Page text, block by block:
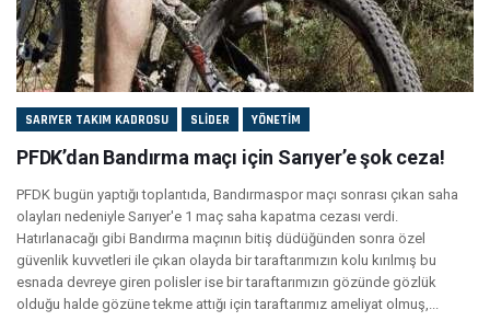
SARIYER TAKIM KADROSU SLIDER YÖNETIM
PFDK’dan Bandırma maçı için Sarıyer’e şok ceza!
PFDK bugün yaptığı toplantıda, Bandırmaspor maçı sonrası çıkan saha
olayları nedeniyle Sarıyer'e 1 maç saha kapatma cezası verdi.
Hatırlanacağı gibi Bandırma maçının bitiş düdüğünden sonra özel
güvenlik kuvvetleri ile çıkan olayda bir taraftarımızın kolu kırılmış bu
esnada devreye giren polisler ise bir taraftarımızın gözünde gözlük
olduğu halde gözüne tekme attığı için taraftarımız ameliyat olmuş,...